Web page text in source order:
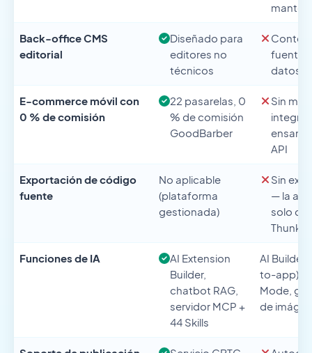
Back-office CMS
editorial
Diseñado para
editores no
técnicos
fuentes
datos
E-commerce móvil con
0 % de comisión
22 pasarelas, 0
% de comisión
GoodBarber
Sin
API
Exportación de código
fuente
No aplicable
(plataforma
gestionada)
Sin
— la
solo
Funciones de IA
AI Extension
Builder,
chatbot RAG,
servidor MCP +
44 Skills
AI Builder
to-app),
Mode,
de